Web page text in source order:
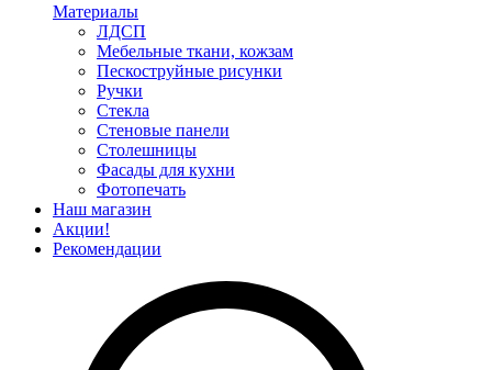
Материалы
ЛДСП
Мебельные ткани, кожзам
Пескоструйные рисунки
Ручки
Стекла
Стеновые панели
Столешницы
Фасады для кухни
Фотопечать
Наш магазин
Акции!
Рекомендации